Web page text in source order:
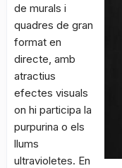
de murals i
quadres de gran
format en
directe, amb
atractius
efectes visuals
on hi participa la
purpurina o els
llums
ultravioletes. En